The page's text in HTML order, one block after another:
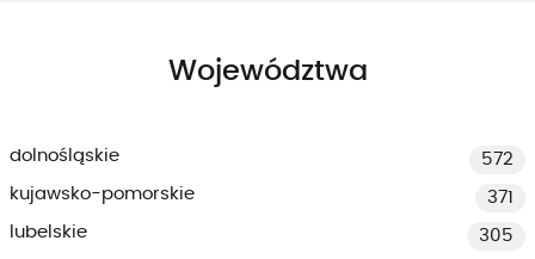
Województwa
dolnośląskie
572
kujawsko-pomorskie
371
lubelskie
305